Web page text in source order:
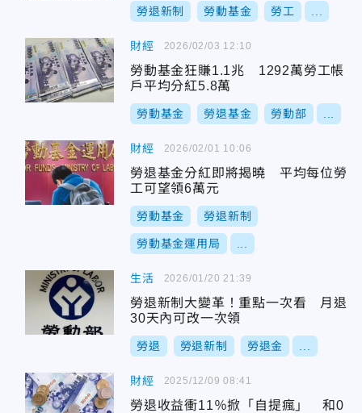
勞退新制 勞動基金 勞工
財經
勞動基金狂賺1.1兆 1292萬勞工帳
戶平均分紅5.8萬
勞動基金 勞退基金 勞動部
2026/02/03 12:10
財經
勞退基金分紅即將揭曉 平均每位勞
工可望領6萬元
勞動基金 勞退新制
勞動基金運用局
2026/02/01 10:06
生活
勞退新制大變革！重點一次看 月退
30天內可改一次領
勞退 勞退新制 勞退金
2026/01/20 21:39
財經
勞退收益衝11％掀「自提瘋」 和0
2025/12/09 08:41